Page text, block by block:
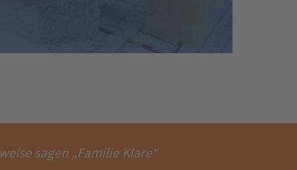
sagen „Familie Klare“